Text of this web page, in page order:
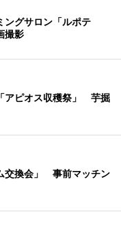
ングサロン「ルポテ
撮影
アピオス収穫祭」 芋掘
交換会」 事前マッチン